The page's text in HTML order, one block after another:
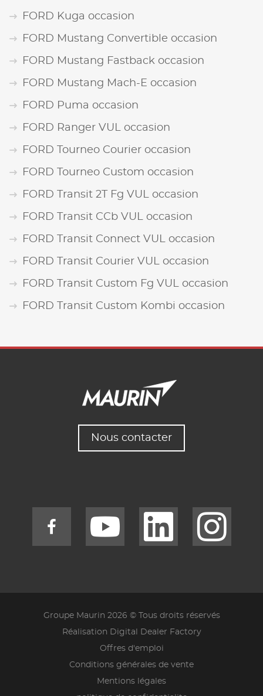
FORD Kuga occasion
FORD Mustang Convertible occasion
FORD Mustang Fastback occasion
FORD Mustang Mach-E occasion
FORD Puma occasion
FORD Ranger VUL occasion
FORD Tourneo Courier occasion
FORD Tourneo Custom occasion
FORD Transit 2T Fg VUL occasion
FORD Transit CCb VUL occasion
FORD Transit Connect VUL occasion
FORD Transit Courier VUL occasion
FORD Transit Custom Fg VUL occasion
FORD Transit Custom Kombi occasion
Nous contacter
Groupe Maurin 2026 © Tous droits réservés
Réalisation Digital Dealer Factory
Offres d'emploi
Conditions générales de vente
Mentions légales